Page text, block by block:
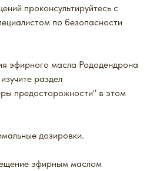
проконсультируйтесь с
по безопасности
эфирного масла Рододендрона
раздел
предосторожности" в этом
дозировки.
эфирным маслом